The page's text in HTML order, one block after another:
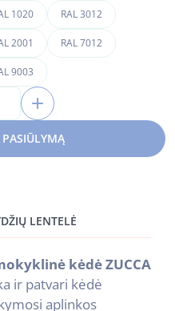
1020 RAL 3012
2001 RAL 7012
9003
LENTELĖ
kėdė ZUCCA
ir patvari kėdė
aplinkos